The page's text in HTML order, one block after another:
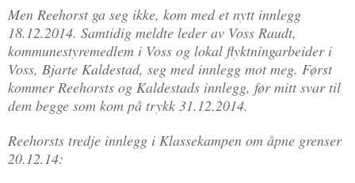
Men Reehorst ga seg ikke, kom med et nytt innlegg
18.12.2014. Samtidig meldte leder av Voss Raudt,
kommunestyremedlem i Voss og lokal flyktningarbeider i
Voss, Bjarte Kaldestad, seg med innlegg mot meg. Først
kommer Reehorsts og Kaldestads innlegg, før mitt svar til
dem begge som kom på trykk 31.12.2014.
Reehorsts tredje innlegg i Klassekampen om åpne grenser
20.12.14: